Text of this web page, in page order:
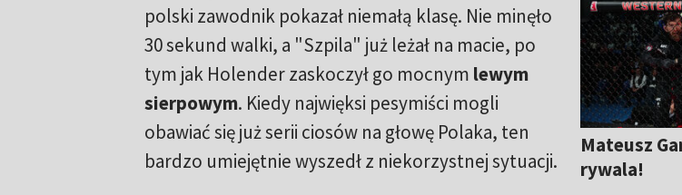
Mateusz
rywala!
polski zawodnik pokazał niemałą klasę. Nie minęło
30 sekund walki, a "Szpila" już leżał na macie, po
tym jak Holender zaskoczył go mocnym lewym
sierpowym. Kiedy najwięksi pesymiści mogli
obawiać się już serii ciosów na głowę Polaka, ten
bardzo umiejętnie wyszedł z niekorzystnej sytuacji.